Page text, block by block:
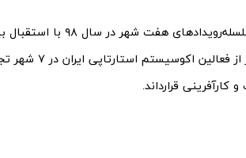
بیش از ۶۰
کارآفرینی قرارداند.